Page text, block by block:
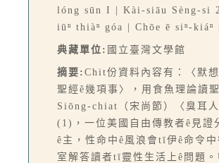
lóng sūn I | Kài-siāu Sèng-si
iūⁿ thiàⁿ góa | Chōe ē siⁿ-
典藏單位: 國立臺灣文學館
摘要: Chit份資料內容有：〈默
聖經ê幾項事〉，用食魚理論讀
Siōng-chiat（宋尚節）〈臭耳
(1)，一位美國自由傳教者ê見
ê主，性命中ê風浪會tī伊ê命令
室解答讀者tī靈性生活上ê問題